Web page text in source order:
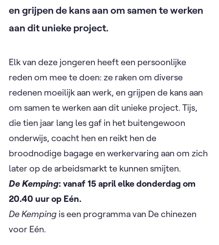
en grijpen de kans aan om samen te werken
aan dit unieke project.
Elk van deze jongeren heeft een persoonlijke
reden om mee te doen: ze raken om diverse
redenen moeilijk aan werk, en grijpen de kans aan
om samen te werken aan dit unieke project. Tijs,
die tien jaar lang les gaf in het buitengewoon
onderwijs, coacht hen en reikt hen de
broodnodige bagage en werkervaring aan om zich
later op de arbeidsmarkt te kunnen smijten.
De Kemping: vanaf 15 april elke donderdag om
20.40 uur op Eén.
De Kemping is een programma van De chinezen
voor Eén.